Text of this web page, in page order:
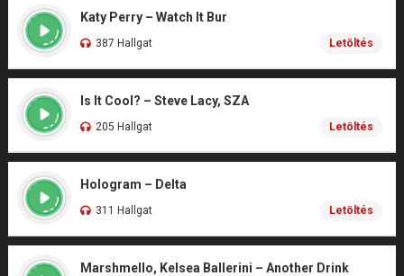
Katy Perry – Watch It Bur
387 Hallgat Letöltés
Is It Cool? – Steve Lacy, SZA
205 Hallgat Letöltés
Hologram – Delta
311 Hallgat Letöltés
Marshmello, Kelsea Ballerini – Another Drink